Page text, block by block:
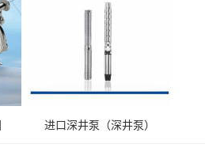
进口深井泵（深井泵）